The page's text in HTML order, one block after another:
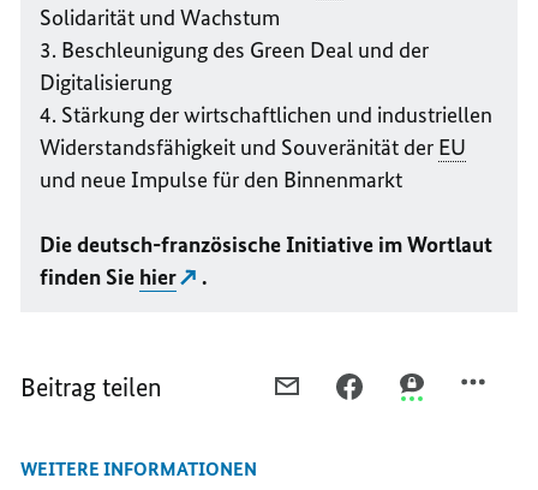
Solidarität und Wachstum
3. Beschleunigung des Green Deal und der
Digitalisierung
4. Stärkung der wirtschaftlichen und industriellen
Widerstandsfähigkeit und Souveränität der EU
und neue Impulse für den Binnenmarkt
Die deutsch-französische Initiative im Wortlaut
finden Sie hier .
Beitrag teilen
WEITERE INFORMATIONEN